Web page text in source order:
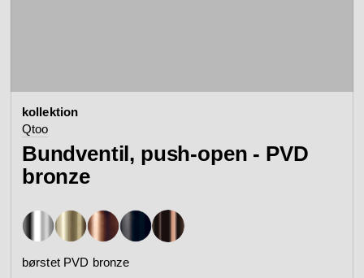
se kategori se kategori
sanitetspaneler
Arne Jacobsen
se kollektion
kontakt
se alle
kundeservice
mood board
search
kollektion
Qtoo
Bundventil, push-open - PVD
bronze
børstet PVD bronze